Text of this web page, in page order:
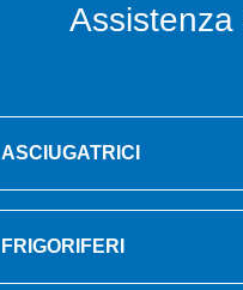
Assistenza
ASCIUGATRICI
FRIGORIFERI